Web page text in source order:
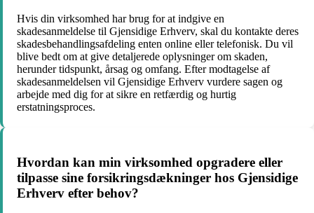
Hvis din virksomhed har brug for at indgive en
skadesanmeldelse til Gjensidige Erhverv, skal du kontakte deres
skadesbehandlingsafdeling enten online eller telefonisk. Du vil
blive bedt om at give detaljerede oplysninger om skaden,
herunder tidspunkt, årsag og omfang. Efter modtagelse af
skadesanmeldelsen vil Gjensidige Erhverv vurdere sagen og
arbejde med dig for at sikre en retfærdig og hurtig
erstatningsproces.
Hvordan kan min virksomhed opgradere eller
tilpasse sine forsikringsdækninger hos Gjensidige
Erhverv efter behov?